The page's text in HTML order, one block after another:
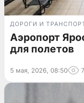
ДОРОГИ И
Аэропорт
для полетов
5 мая, 2026, 08:50 7